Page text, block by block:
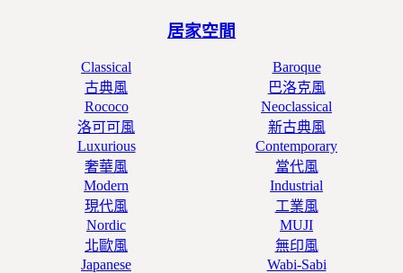
居家空間
Classical
古典風
Baroque
巴洛克風
Rococo
洛可可風
Neoclassical
新古典風
Luxurious
奢華風
Contemporary
當代風
Modern
現代風
Industrial
工業風
Nordic
北歐風
MUJI
無印風
Japanese
Wabi-Sabi